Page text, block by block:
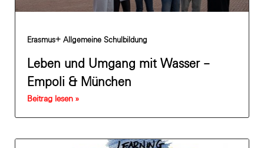
Erasmus+ Allgemeine Schulbildung
Leben und Umgang mit Wasser –
Empoli & München
Beitrag lesen »